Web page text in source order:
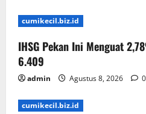
cumikecil.biz.id
IHSG Pekan Ini Menguat
6.409
admin Agustus 8, 2026 0
cumikecil.biz.id